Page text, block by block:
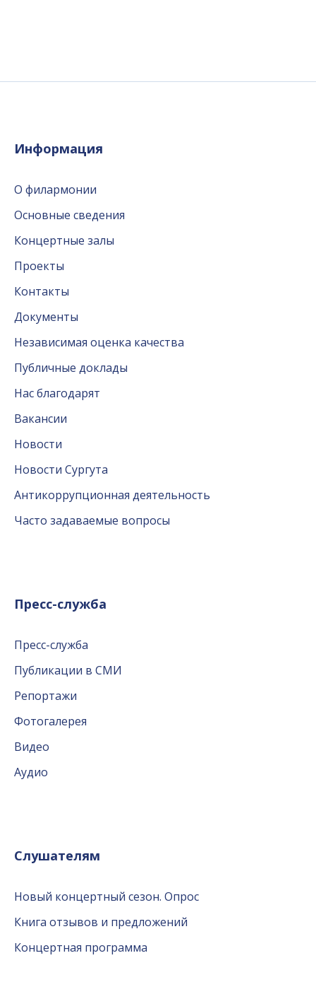
Информация
О филармонии
Основные сведения
Концертные залы
Проекты
Контакты
Документы
Независимая оценка качества
Публичные доклады
Нас благодарят
Вакансии
Новости
Новости Сургута
Антикоррупционная деятельность
Часто задаваемые вопросы
Пресс-служба
Пресс-служба
Публикации в СМИ
Репортажи
Фотогалерея
Видео
Аудио
Слушателям
Новый концертный сезон. Опрос
Книга отзывов и предложений
Концертная программа